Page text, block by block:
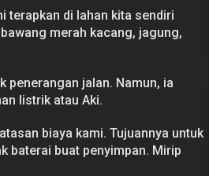
terapkan di lahan kita sendiri
merah kacang, jagung,
penerangan jalan. Namun, ia
listrik atau Aki.
biaya kami. Tujuannya untuk
baterai buat penyimpan. Mirip
Bersatu
Di Pati, Politik 25 September 2025